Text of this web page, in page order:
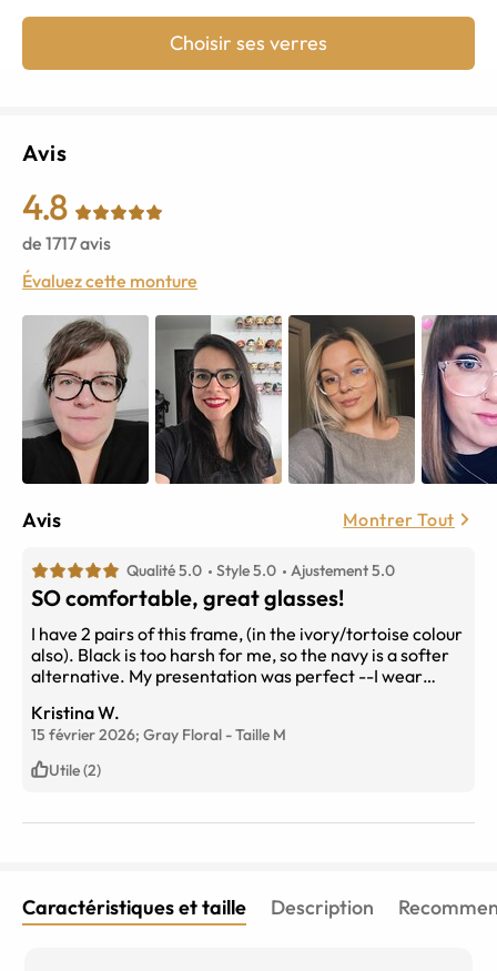
Choisir ses verres
Avis
4.8
de 1717avis
Évaluez cette monture
Avis Montrer Tout
Qualité 5.0 Style 5.0 Ajustement 5.0
SO comfortable, great glasses!
I have 2 pairs of this frame, (in the ivory/tortoise colour
also). Black is too harsh for me, so the navy is a softer
alternative. My presentation was perfect --I wear
try-on feature is easy to use and accurate. I was very
happy with all my choices. Pricing is AMAZING, and I
will never purchase over-priced frames and lenses
from my optometrist.
Kristina W.
15 février 2026; Gray Floral -Taille M
Utile (2)
Caractéristiques et taille Description